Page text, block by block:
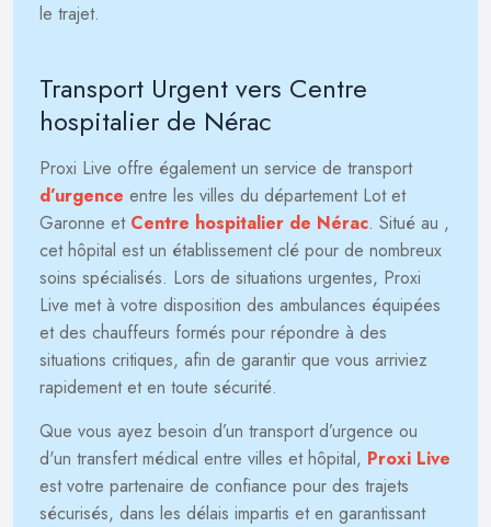
le trajet.
Transport Urgent vers Centre
hospitalier de Nérac
Proxi Live offre également un service de transport
d’urgence entre les villes du département Lot et
Garonne et Centre hospitalier de Nérac. Situé au ,
cet hôpital est un établissement clé pour de nombreux
soins spécialisés. Lors de situations urgentes, Proxi
Live met à votre disposition des ambulances équipées
et des chauffeurs formés pour répondre à des
situations critiques, afin de garantir que vous arriviez
rapidement et en toute sécurité.
Que vous ayez besoin d’un transport d’urgence ou
d'un transfert médical entre villes et hôpital, Proxi Live
est votre partenaire de confiance pour des trajets
sécurisés, dans les délais impartis et en garantissant